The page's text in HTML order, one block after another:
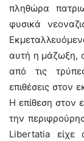
πληθώρα
φυσικά
αυτή η μάζωξη,
από τις
επιθέσεις στον
Η επίθεση στον
την
Libertatia είχε